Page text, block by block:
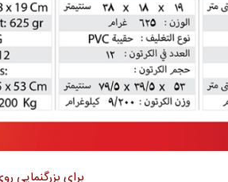
برای بزرگنمایی